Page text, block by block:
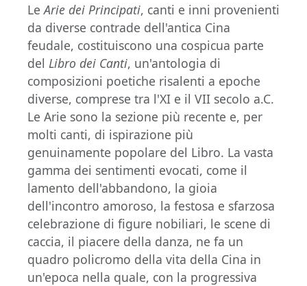
LeArie dei Principati, canti e inni provenienti
da diverse contrade dell'antica Cina
feudale, costituiscono una cospicua parte
del Libro dei Canti, un'antologia di
composizioni poetiche risalenti a epoche
diverse, comprese tra l'XI e il VII secolo a.C.
Le Arie sono la sezione più recente e, per
molti canti, di ispirazione più
genuinamente popolare del Libro. La vasta
gamma dei sentimenti evocati, come il
lamento dell'abbandono, la gioia
dell'incontro amoroso, la festosa e sfarzosa
celebrazione di figure nobiliari, le scene di
caccia, il piacere della danza, ne fa un
quadro policromo della vita della Cina in
un'epoca nella quale, con la progressiva